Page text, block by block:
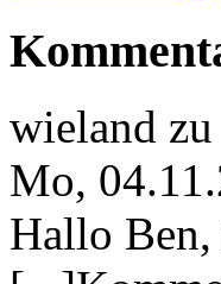
wieland zu
Mo,
Hallo